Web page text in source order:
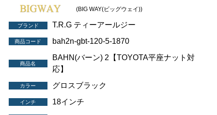
(BIG WAY(ビッグウェイ))
ブランド T.R.G ティーアールジー
商品コード bah2n-gbt-120-5-1870
商品名
BAHN(バーン) 2【TOYOTA平座ナット対
応】
カラー グロスブラック
インチ
18インチ